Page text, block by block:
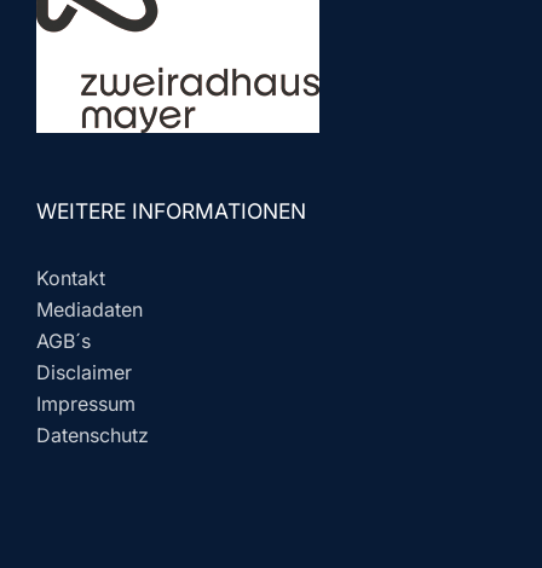
WEITERE INFORMATIONEN
Kontakt
Mediadaten
AGB´s
Disclaimer
Impressum
Datenschutz